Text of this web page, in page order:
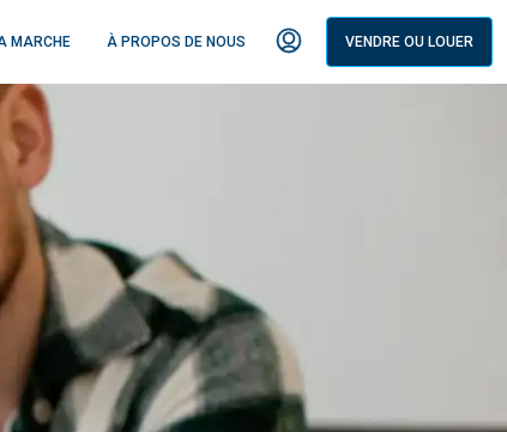
MARCHE À PROPOS DE NOUS VENDRE OU LOUER